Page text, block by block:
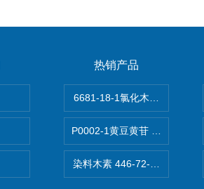
热销产品
6681-18-1氯化木兰花碱
P0002-1黄豆黄苷 40246-10-
染料木素 446-72-0